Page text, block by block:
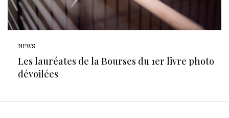
NEWS
Les lauréates de la Bourses du 1er livre photo
dévoilées